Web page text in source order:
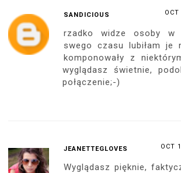
SANDICIOUS
rzadko widze osoby w
swego czasu lubiłam je
komponowały z
wyglądasz świetnie,
połączenie;-)
JEANETTEGLOVES OCT
Wyglądasz pięknie,